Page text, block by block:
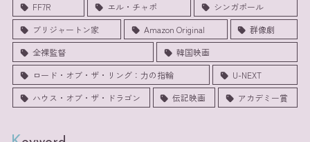
FF7R
エル・チャポ
シンガポール
ブリジャートン家
Amazon Original
群像劇
全裸監督
韓国映画
ロード・オブ・ザ・リング：力の指輪
U-NEXT
ハウス・オブ・ザ・ドラゴン
伝記映画 アカデミー賞